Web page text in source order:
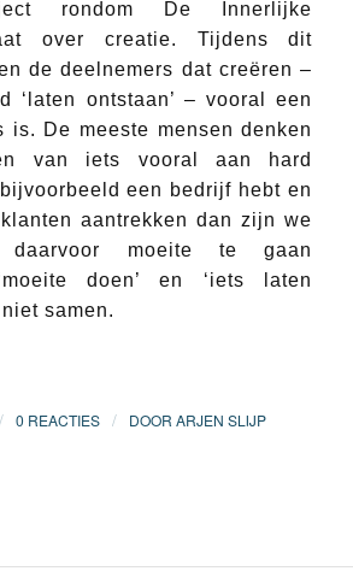
rondom De Innerlijke
over creatie. Tijdens dit
de deelnemers dat creëren –
‘laten ontstaan’ – vooral een
is. De meeste mensen denken
van iets vooral aan hard
een bedrijf hebt en
aantrekken dan zijn we
daarvoor moeite te gaan
doen’ en ‘iets laten
samen.
/ 0 REACTIES / DOOR ARJEN SLIJP